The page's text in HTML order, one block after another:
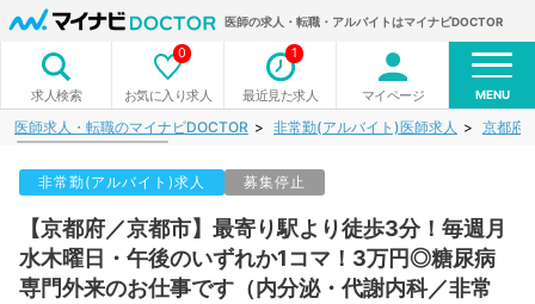
医師の求人・転職・アルバイトはマイナビDOCTOR
求人検索 お気に入り求人
0
最近見た求人
1
マイページ MENU
医師求人・転職のマイナビDOCTOR 非常勤(アルバイト)医師求人 京都府
非常勤(アルバイト)求人 募集停止
【京都府／京都市】最寄り駅より徒歩3分！毎週月
水木曜日・午後のいずれか1コマ！3万円◎糖尿病
専門外来のお仕事です（内分泌・代謝内科／非常